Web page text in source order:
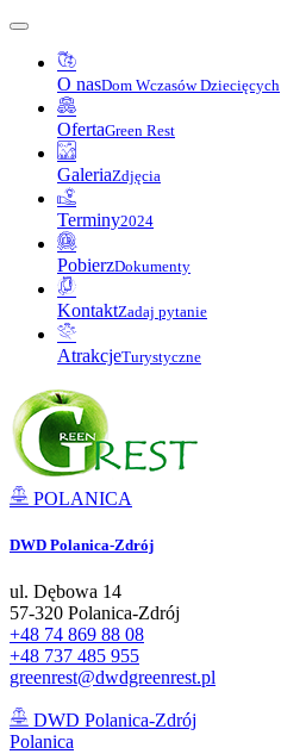
O nasDom Wczasów Dziecięcych
OfertaGreen Rest
GaleriaZdjęcia
Terminy2024
PobierzDokumenty
KontaktZadaj pytanie
AtrakcjeTurystyczne
POLANICA
DWD Polanica-Zdrój
ul. Dębowa 14
57-320 Polanica-Zdrój
+48 74 869 88 08
+48 737 485 955
greenrest@dwdgreenrest.pl
DWD Polanica-Zdrój
Polanica